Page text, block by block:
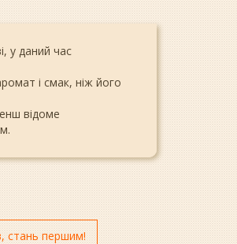
у даний час
і смак, ніж його
відоме
стань першим!